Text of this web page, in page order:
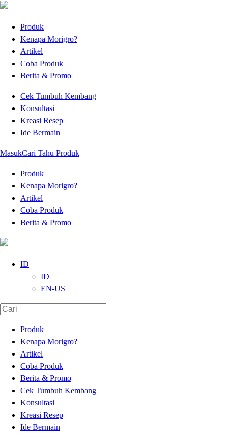
Produk
Kenapa Morigro?
Artikel
Coba Produk
Berita & Promo
Cek Tumbuh Kembang
Konsultasi
Kreasi Resep
Ide Bermain
MasukCari Tahu Produk
Produk
Kenapa Morigro?
Artikel
Coba Produk
Berita & Promo
ID
ID
EN-US
Produk
Kenapa Morigro?
Artikel
Coba Produk
Berita & Promo
Cek Tumbuh Kembang
Konsultasi
Kreasi Resep
Ide Bermain